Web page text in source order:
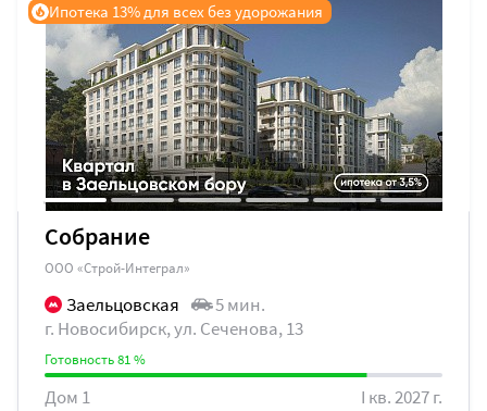
Ипотека 13% для всех без удорожания
Собрание
ООО «Строй-Интеграл»
Заельцовская
5 мин.
г. Новосибирск, ул. Сеченова, 13
Готовность 81 %
Дом 1 I кв. 2027 г.